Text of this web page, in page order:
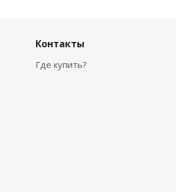
Контакты
Где купить?